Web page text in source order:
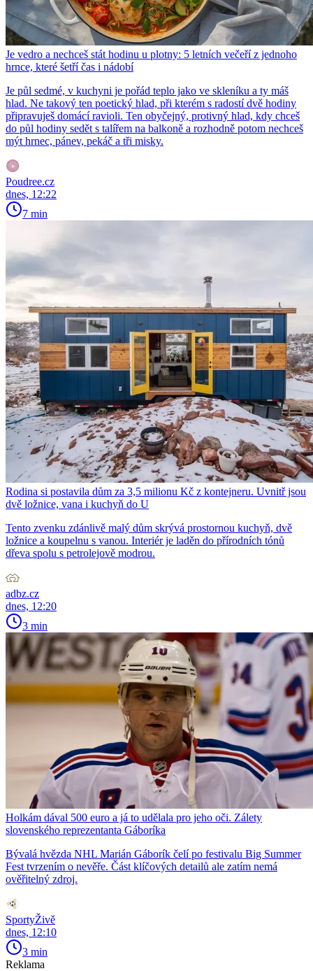
Je vedro a nechceš stát hodinu u plotny: 5 letních večeří z jednoho
hrnce, které šetří čas i nádobí
Je půl sedmé, v kuchyni je pořád teplo jako ve skleníku a ty máš
hlad. Ne takový ten poetický hlad, při kterém s radostí dvě hodiny
připravuješ domácí ravioli. Ten obyčejný, protivný hlad, kdy chceš
do půl hodiny sedět s talířem na balkoně a rozhodně potom nechceš
mýt hrnec, pánev, pekáč a tři misky.
Poudree.cz
dnes, 12:22
7 min
Rodina si postavila dům za 3,5 milionu Kč z kontejneru. Uvnitř jsou
dvě ložnice, vana i kuchyň do U
Tento zvenku zdánlivě malý dům skrývá prostornou kuchyň, dvě
ložnice a koupelnu s vanou. Interiér je laděn do přírodních tónů
dřeva spolu s petrolejově modrou.
adbz.cz
dnes, 12:20
3 min
Holkám dával 500 euro a já to udělala pro jeho oči. Zálety
slovenského reprezentanta Gáboríka
Bývalá hvězda NHL Marián Gáborík čelí po festivalu Big Summer
Fest tvrzením o nevěře. Část klíčových detailů ale zatím nemá
ověřitelný zdroj.
SportyŽivě
dnes, 12:10
3 min
Reklama